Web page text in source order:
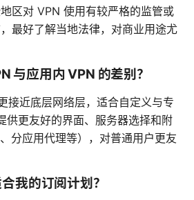
区对 VPN 使用有较严格的监管或
最好了解当地法律，对商业用途尤
与应用内 VPN 的差别？
接近底层网络层，适合自定义与专
供更友好的界面、服务器选择和附
分应用代理等），对普通用户更友
我的订阅计划？